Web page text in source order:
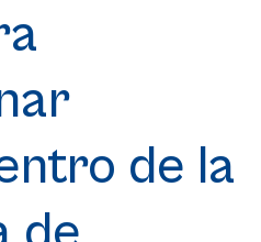
de la